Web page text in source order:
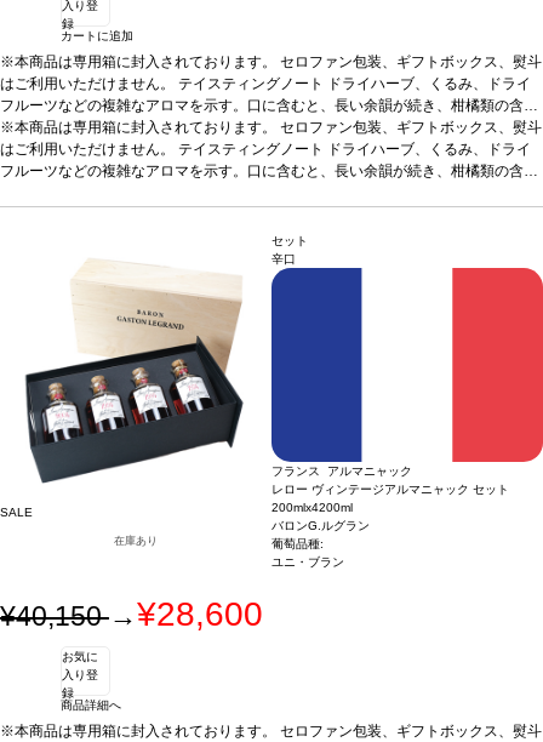
入り登
録
カートに追加
※本商品は専用箱に封入されております。 セロファン包装、ギフトボックス、熨斗
はご利用いただけません。 テイスティングノート
ドライハーブ、くるみ、ドライ
フルーツなどの複雑なアロマを示す。口に含むと、長い余韻が続き、柑橘類の含み
を伴う。合う料理食後酒として葡萄品種 100% ユニ・ブラン
※本商品は専用箱に封入されております。 セロファン包装、ギフトボックス、熨斗
はご利用いただけません。 テイスティングノート
ドライハーブ、くるみ、ドライ
フルーツなどの複雑なアロマを示す。口に含むと、長い余韻が続き、柑橘類の含み
SALE
在庫あり
セット
辛口
フランス アルマニャック
レロー ヴィンテージアルマニャック セット
200mlx4200ml
バロンG.ルグラン
葡萄品種:
ユニ・ブラン
¥40,150→¥28,600
お気に
入り登
録
商品詳細へ
※本商品は専用箱に封入されております。 セロファン包装、ギフトボックス、熨斗